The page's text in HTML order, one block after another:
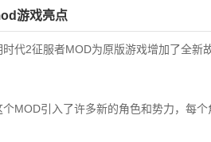
游戏亮点
代2征服者MOD为原版游戏增加了全新
MOD引入了许多新的角色和势力，每